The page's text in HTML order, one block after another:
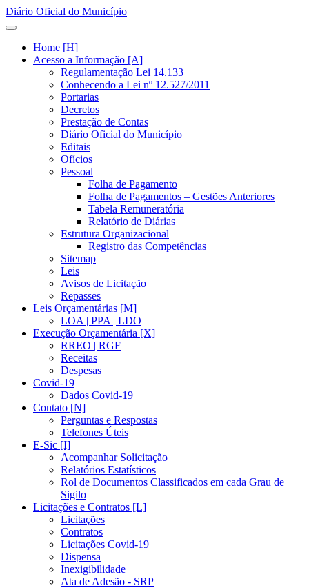
Diário Oficial do Município
Home [H]
Acesso a Informação [A]
Regulamentação Lei 14.133
Conhecendo a Lei nº 12.527/2011
Portarias
Decretos
Prestação de Contas
Diário Oficial do Município
Editais
Ofícios
Pessoal
Folha de Pagamento
Folha de Pagamentos – Gestões Anteriores
Tabela Remuneratória
Relatório de Diárias
Estrutura Organizacional
Registro das Competências
Sitemap
Leis
Avisos de Licitação
Repasses
Leis Orçamentárias [M]
LOA | PPA | LDO
Execução Orçamentária [X]
RREO | RGF
Receitas
Despesas
Covid-19
Dados Covid-19
Contato [N]
Perguntas e Respostas
Telefones Úteis
E-Sic [I]
Acompanhar Solicitação
Relatórios Estatísticos
Rol de Documentos Classificados em cada Grau de
Sigilo
Licitações e Contratos [L]
Licitações
Contratos
Licitações Covid-19
Dispensa
Inexigibilidade
Ata de Adesão - SRP